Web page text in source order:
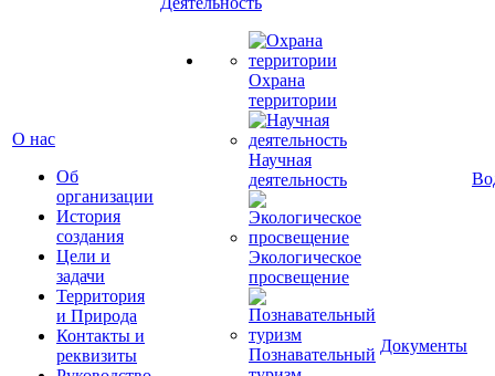
О нас
Об
организации
История
создания
Цели и
задачи
Территория
и Природа
Контакты и
реквизиты
Охрана
территории
Научная
деятельность
Экологическое
просвещение
Познавательный Документы